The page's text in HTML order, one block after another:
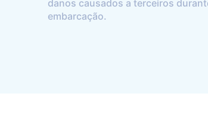
danos causados a terceiros
embarcação.